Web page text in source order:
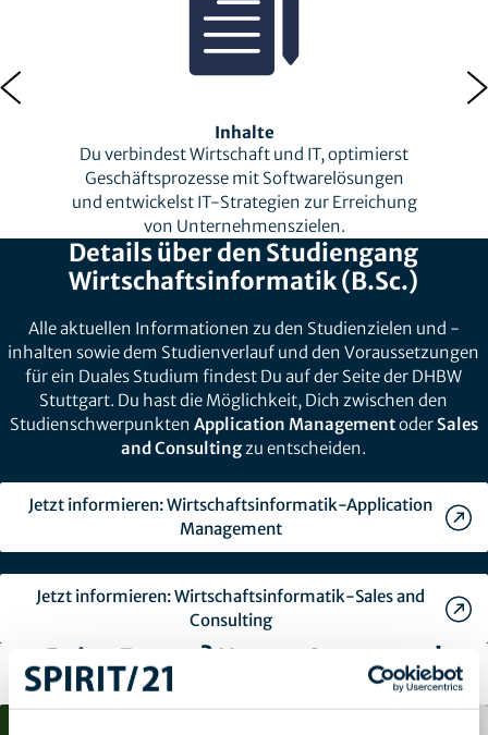
Inhalte
Du verbindest Wirtschaft und IT, optimierst
Geschäftsprozesse mit Softwarelösungen
und entwickelst IT-Strategien zur Erreichung
von Unternehmenszielen.
Details über den Studiengang
Wirtschaftsinformatik (B.Sc.)
Alle aktuellen Informationen zu den Studienzielen und -
inhalten sowie dem Studienverlauf und den Voraussetzungen
für ein Duales Studium findest Du auf der Seite der DHBW
Stuttgart. Du hast die Möglichkeit, Dich zwischen den
Studienschwerpunkten Application Managementoder Sales
and Consultingzu entscheiden.
Jetzt informieren: Wirtschaftsinformatik-Application
Management
Jetzt informieren: Wirtschaftsinformatik-Sales and
Consulting
Deine Fragen? Unsere Antworten!